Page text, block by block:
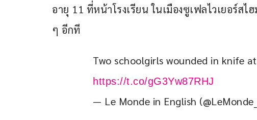
อายุ 11 ที่หน้าโรงเรียน ในเมืองซูเฟลไวเยอร์ส
ๆ อีกที
Two schoolgirls wounded in knife
https://t.co/gG3Yw87RHJ
— Le Monde in English